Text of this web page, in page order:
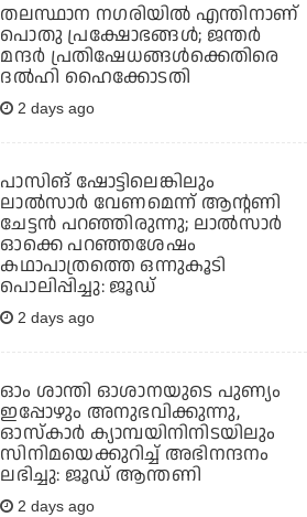
തലസ്ഥാന നഗരിയില്‍ എന്തിനാണ്
പൊതു പ്രക്ഷോഭങ്ങള്‍; ജന്തര്‍
മന്ദര്‍ പ്രതിഷേധങ്ങള്‍ക്കെതിരെ
ദല്‍ഹി ഹൈക്കോടതി
2 days ago
പാസിങ് ഷോട്ടിലെങ്കിലും
ലാല്‍സാര്‍ വേണമെന്ന് ആന്റണി
ചേട്ടന്‍ പറഞ്ഞിരുന്നു; ലാല്‍സാര്‍
ഓക്കെ പറഞ്ഞശേഷം
കഥാപാത്രത്തെ ഒന്നുകൂടി
പൊലിപ്പിച്ചു: ജൂഡ്
2 days ago
ഓം ശാന്തി ഓശാനയുടെ പുണ്യം
ഇപ്പോഴും അനുഭവിക്കുന്നു,
ഓസ്കാർ ക്യാമ്പയിനിനിടയിലും
സിനിമയെക്കുറിച്ച് അഭിനന്ദനം
ലഭിച്ചു: ജൂഡ് ആന്തണി
2 days ago